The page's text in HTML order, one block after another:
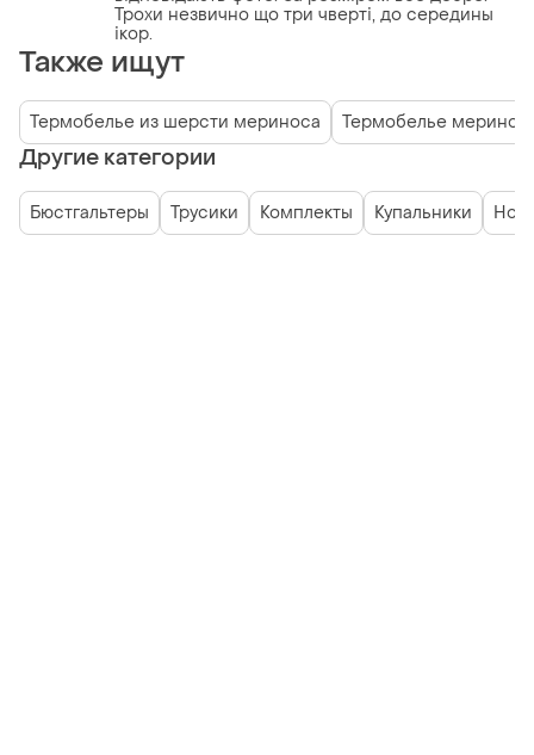
Трохи незвично що три чверті, до середины
ікор.
Также ищут
Термобелье из шерсти мериноса Термобелье меринос
Другие категории
Бюстгальтеры Трусики Комплекты Купальники